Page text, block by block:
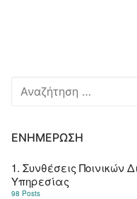
Αναζήτηση
ΕΝΗΜΈΡΩΣΗ
1. Συνθέσεις Ποινικών
Υπηρεσίας
98 Posts